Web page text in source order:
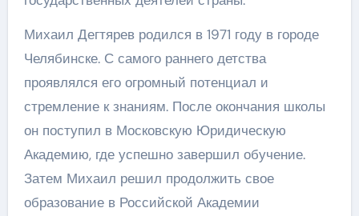
Михаил Дегтярев родился в 1971 году в городе
Челябинске. С самого раннего детства
проявлялся его огромный потенциал и
стремление к знаниям. После окончания школы
он поступил в Московскую Юридическую
Академию, где успешно завершил обучение.
Затем Михаил решил продолжить свое
образование в Российской Академии